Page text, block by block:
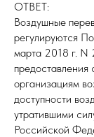
ОТВЕТ:
Воздушные
регулируются
марта 2018 г. N
организациям
доступности
утратившими
Российской